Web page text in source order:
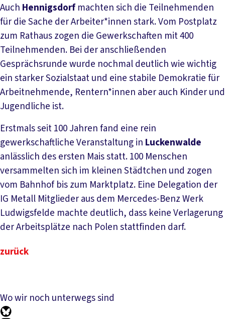
Auch Hennigsdorfmachten sich die Teilnehmenden
für die Sache der Arbeiter*innen stark. Vom Postplatz
zum Rathaus zogen die Gewerkschaften mit 400
Teilnehmenden. Bei der anschließenden
Gesprächsrunde wurde nochmal deutlich wie wichtig
ein starker Sozialstaat und eine stabile Demokratie für
Arbeitnehmende, Rentern*innen aber auch Kinder und
Jugendliche ist.
Erstmals seit 100 Jahren fand eine rein
gewerkschaftliche Veranstaltung in Luckenwalde
anlässlich des ersten Mais statt. 100 Menschen
versammelten sich im kleinen Städtchen und zogen
vom Bahnhof bis zum Marktplatz. Eine Delegation der
IG Metall Mitglieder aus dem Mercedes-Benz Werk
Ludwigsfelde machte deutlich, dass keine Verlagerung
der Arbeitsplätze nach Polen stattfinden darf.
zurück
Wo wir noch unterwegs sind